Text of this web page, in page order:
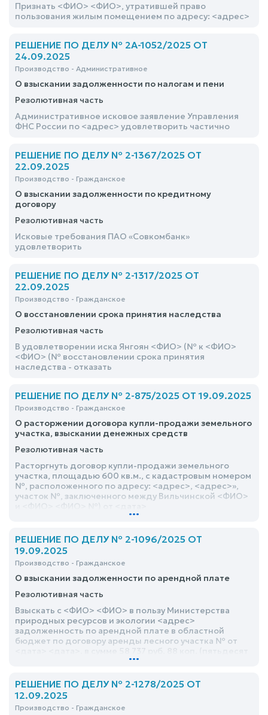
Признать <ФИО> <ФИО>, утратившей право
пользования жилым помещением по адресу: <адрес>
РЕШЕНИЕ ПО ДЕЛУ № 2А-1052/2025 ОТ
24.09.2025
Производство - Административное
О взыскании задолженности по налогам и пени
Резолютивная часть
Административное исковое заявление Управления
ФНС России по <адрес> удовлетворить частично
РЕШЕНИЕ ПО ДЕЛУ № 2-1367/2025 ОТ
22.09.2025
Производство - Гражданское
О взыскании задолженности по кредитному
договору
Резолютивная часть
Исковые требования ПАО «Совкомбанк»
удовлетворить
РЕШЕНИЕ ПО ДЕЛУ № 2-1317/2025 ОТ
22.09.2025
Производство - Гражданское
О восстановлении срока принятия наследства
Резолютивная часть
В удовлетворении иска Янгоян <ФИО> (№ к <ФИО>
<ФИО> (№ восстановлении срока принятия
наследства - отказать
РЕШЕНИЕ ПО ДЕЛУ № 2-875/2025 ОТ 19.09.2025
Производство - Гражданское
О расторжении договора купли-продажи земельного
участка, взыскании денежных средств
Резолютивная часть
Расторгнуть договор купли-продажи земельного
участка, площадью 600 кв.м., с кадастровым номером
№, расположенного по адресу: <адрес>, <адрес>»,
участок №, заключенного между Вильчинской <ФИО>
и <ФИО> <ФИО> №) от <дата>
...
РЕШЕНИЕ ПО ДЕЛУ № 2-1096/2025 ОТ
19.09.2025
Производство - Гражданское
О взыскании задолженности по арендной плате
Резолютивная часть
Взыскать с <ФИО> <ФИО> в пользу Министерства
природных ресурсов и экологии <адрес>
задолженность по арендной плате в областной
бюджет по договору аренды лесного участка № от
восемь тысяч семьсот тридцать семь рублей
...
РЕШЕНИЕ ПО ДЕЛУ № 2-1278/2025 ОТ
12.09.2025
Производство - Гражданское